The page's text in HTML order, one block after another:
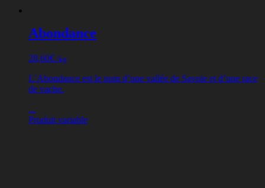
Abondance
28,60€ /kg
L’Abondance est le nom d’une vallée de Savoie et d’une race
de vache.
...
Produit variable